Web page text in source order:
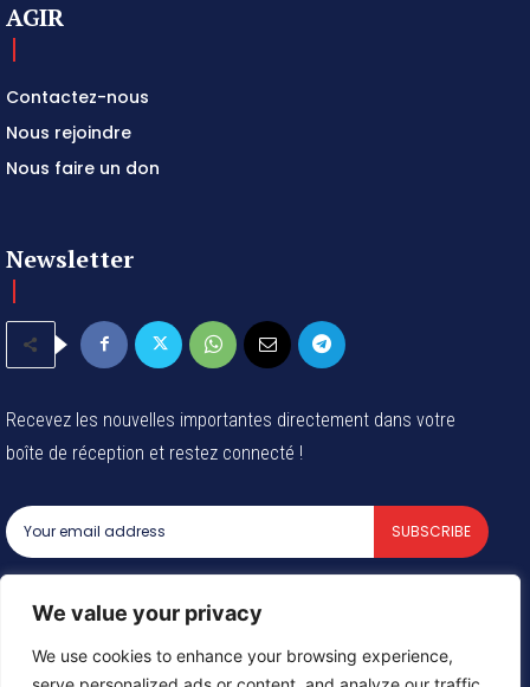
We value your privacy
We use cookies to enhance your browsing experience,
AGIR
Contactez-nous
Nous rejoindre
Nous faire un don
Newsletter
Recevez les nouvelles importantes directement dans votre
boîte de réception et restez connecté !
SUBSCRIBE